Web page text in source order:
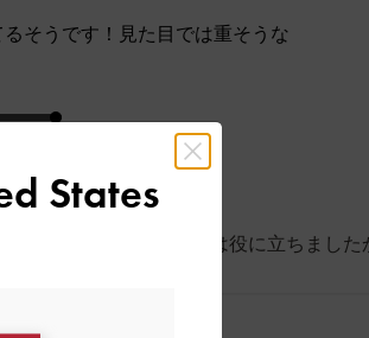
そうです！見た目では重そうな
このレビューは役に立ちました
States